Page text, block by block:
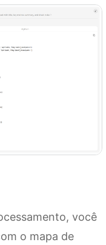
você
o mapa de